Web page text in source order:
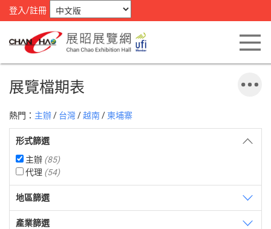
登入/註冊
展覽檔期表
熱門： 主辦/ 台灣/越南/ 柬埔寨
形式篩選
主辦 (85)
代理 (54)
地區篩選
產業篩選